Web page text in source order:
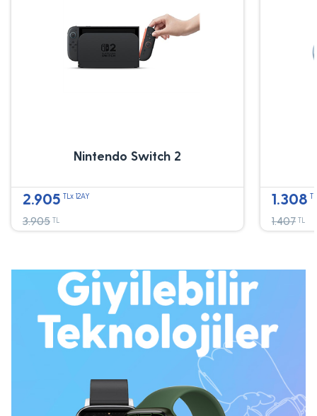
Nintendo Switch 2
2.905 TLx 12AY
3.905 TL
1.308
1.407 TL